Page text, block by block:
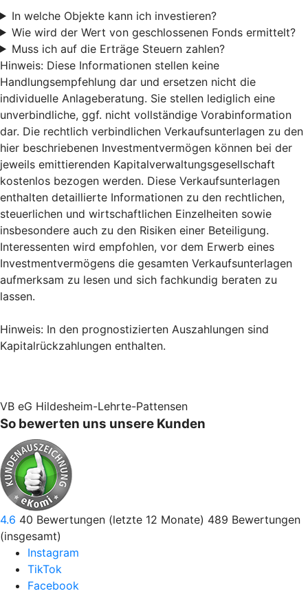
In welche Objekte kann ich investieren?
Wie wird der Wert von geschlossenen Fonds ermittelt?
Muss ich auf die Erträge Steuern zahlen?
Hinweis: Diese Informationen stellen keine
Handlungsempfehlung dar und ersetzen nicht die
individuelle Anlageberatung. Sie stellen lediglich eine
unverbindliche, ggf. nicht vollständige Vorabinformation
dar. Die rechtlich verbindlichen Verkaufsunterlagen zu den
hier beschriebenen Investmentvermögen können bei der
jeweils emittierenden Kapitalverwaltungsgesellschaft
kostenlos bezogen werden. Diese Verkaufsunterlagen
enthalten detaillierte Informationen zu den rechtlichen,
steuerlichen und wirtschaftlichen Einzelheiten sowie
insbesondere auch zu den Risiken einer Beteiligung.
Interessenten wird empfohlen, vor dem Erwerb eines
Investmentvermögens die gesamten Verkaufsunterlagen
aufmerksam zu lesen und sich fachkundig beraten zu
lassen.
Hinweis: In den prognostizierten Auszahlungen sind
Kapitalrückzahlungen enthalten.
VB eG Hildesheim-Lehrte-Pattensen
So bewerten uns unsere Kunden
4.6 40 Bewertungen (letzte 12 Monate) 489 Bewertungen
(insgesamt)
Instagram
TikTok
Facebook